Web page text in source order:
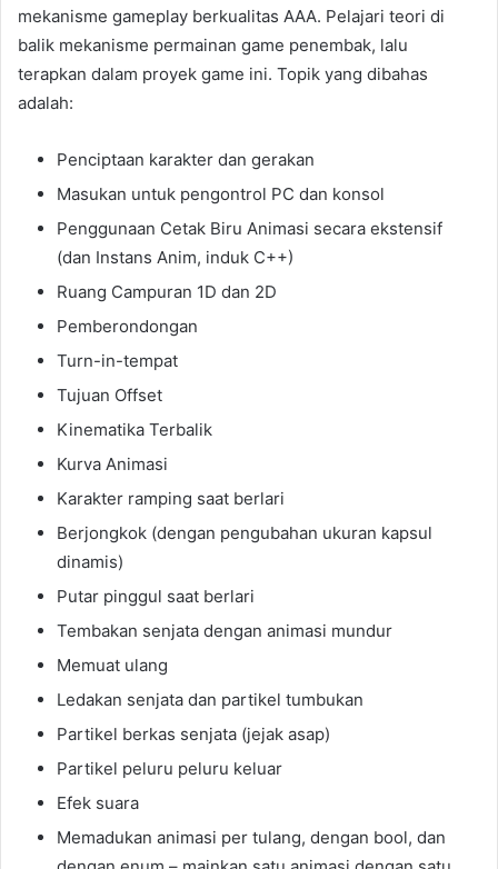
mekanisme gameplay berkualitas AAA. Pelajari teori di
balik mekanisme permainan game penembak, lalu
terapkan dalam proyek game ini. Topik yang dibahas
adalah:
Penciptaan karakter dan gerakan
Masukan untuk pengontrol PC dan konsol
Penggunaan Cetak Biru Animasi secara ekstensif
(dan Instans Anim, induk C++)
Ruang Campuran 1D dan 2D
Pemberondongan
Turn-in-tempat
Tujuan Offset
Kinematika Terbalik
Kurva Animasi
Karakter ramping saat berlari
Berjongkok (dengan pengubahan ukuran kapsul
dinamis)
Putar pinggul saat berlari
Tembakan senjata dengan animasi mundur
Memuat ulang
Ledakan senjata dan partikel tumbukan
Partikel berkas senjata (jejak asap)
Partikel peluru peluru keluar
Efek suara
Memadukan animasi per tulang, dengan bool, dan